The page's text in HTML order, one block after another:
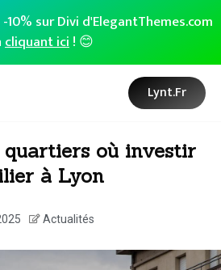
sur Divi d'ElegantThemes.com
cliquant ici! 😊
Lynt.fr
quartiers où investir
à Lyon
Actualités